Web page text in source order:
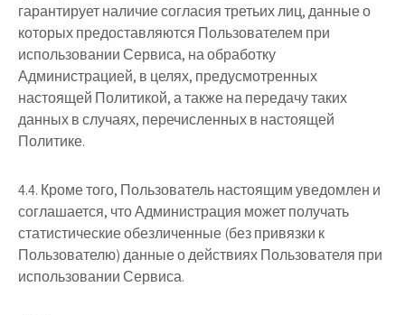
гарантирует наличие согласия третьих лиц, данные о
которых предоставляются Пользователем при
использовании Сервиса, на обработку
Администрацией, в целях, предусмотренных
настоящей Политикой, а также на передачу таких
данных в случаях, перечисленных в настоящей
Политике.
4.4. Кроме того, Пользователь настоящим уведомлен и
соглашается, что Администрация может получать
статистические обезличенные (без привязки к
Пользователю) данные о действиях Пользователя при
использовании Сервиса.